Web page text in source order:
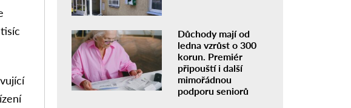
Důchody mají od
ledna vzrůst o 300
korun. Premiér
připouští i další
mimořádnou
podporu seniorů